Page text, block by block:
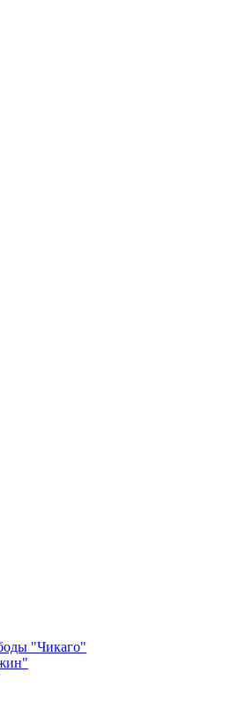
"Чикаго"